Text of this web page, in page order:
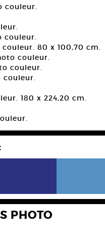
couleur.
couleur.
80 x 100,70 cm.
couleur.
couleur.
couleur.
180 x 224,20 cm.
PHOTO